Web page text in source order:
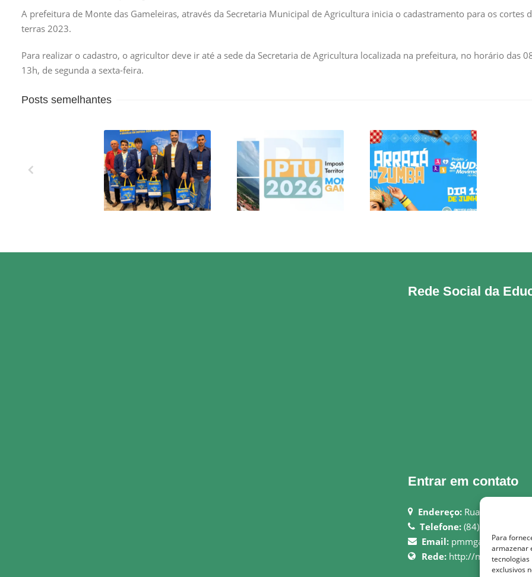
Para
armazenar
tecnologias
exclusivos
A prefeitura de Monte das Gameleiras, através da Secretaria Municipal de Agricultura inicia o cadastramento para os cortes
terras 2023.
Para realizar o cadastro, o agricultor deve ir até a sede da Secretaria de Agricultura localizada na prefeitura, no horário das
13h, de segunda a sexta-feira.
Posts semelhantes
XXVII MARCHA EM
OS CARNÊS DO IPTU
ARRAIÁ DO ZUMBA
Rede Social da
Entrar em contato
Endereço: Rua Justiniano
Telefone: (84) 3694-0006
Email:
Rede: http://